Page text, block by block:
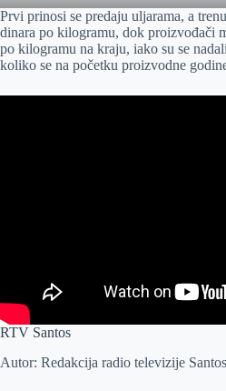
p
Prvi prinosi se predaju uljarama, a
dinara po kilogramu, dok proizvođači
po kilogramu na kraju, iako su se
koliko se na početku proizvodne
RTV Santos
Autor: Redakcija radio televizije Santos